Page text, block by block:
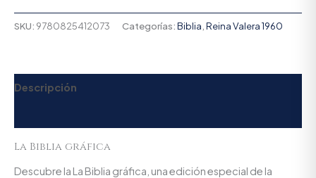
SKU: 9780825412073 Categorías:Biblia Reina Valera 1960
Descripción
La Biblia gráfica
Descubre la La Biblia gráfica, una edición especial de la